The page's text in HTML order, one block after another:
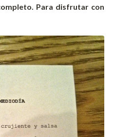
Para disfrutar con